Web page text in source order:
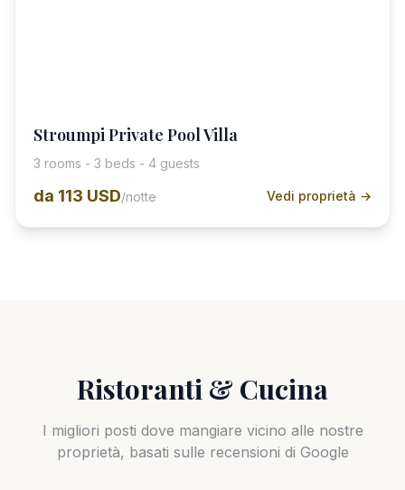
Stroumpi Private Pool Villa
3 rooms - 3 beds - 4 guests
da 113 USD/notte Vedi proprietà →
Ristoranti & Cucina
I migliori posti dove mangiare vicino alle nostre
proprietà, basati sulle recensioni di Google